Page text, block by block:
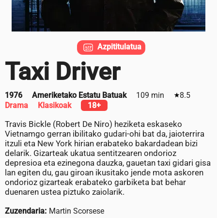
Taxi Driver
1976 Ameriketako Estatu Batuak 109 min
8.5
Drama
Klasikoak 18+
Travis Bickle (Robert De Niro) heziketa eskaseko
Vietnamgo gerran ibilitako gudari-ohi bat da, jaioterrira
itzuli eta New York hirian erabateko bakardadean bizi
delarik. Gizarteak ukatua sentitzearen ondorioz
depresioa eta ezinegona dauzka, gauetan taxi gidari gisa
lan egiten du, gau giroan ikusitako jende mota askoren
ondorioz gizarteak erabateko garbiketa bat behar
duenaren ustea piztuko zaiolarik.
Zuzendaria: Martin Scorsese
Azpititulatua